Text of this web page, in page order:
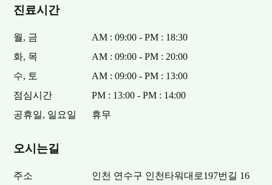
진료시간
월, 금
화, 목
수, 토
점심시간
공휴일, 일요일
AM : 09:00 - PM : 18:30
AM : 09:00 - PM : 20:00
AM : 09:00 - PM : 13:00
PM : 13:00 - PM : 14:00
휴무
오시는길
주소
인천 연수구 인천타워대로197번길 16